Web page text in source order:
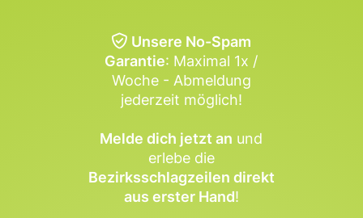
Unsere No-Spam
Garantie: Maximal 1x /
Woche - Abmeldung
jederzeit möglich!
Melde dich jetzt an und
erlebe die
Bezirksschlagzeilen direkt
aus erster Hand!